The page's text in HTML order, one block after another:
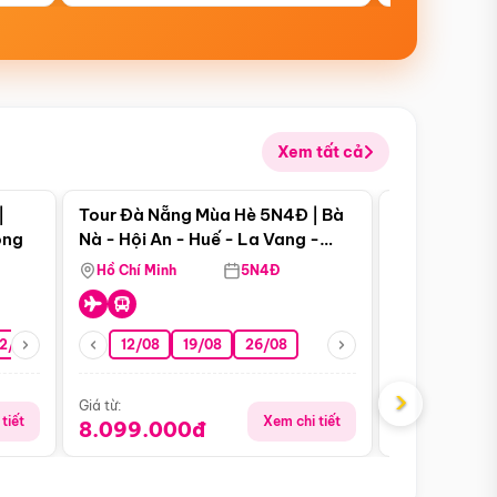
Xem tất cả
08 26/08 05/09 09/09 12/09
tiết
Điểm nổi bật
Tour Đà Nẵng Mùa Hè 5N4Đ | Bà
Nà - Hội An - Huế - La Vang -
Động Thiên Đường
Hồ Chí Minh 5N4Đ
12/08 19/08 26/08
Giá từ:
8.099.000đ Xem chi tiết
Giá từ:
›